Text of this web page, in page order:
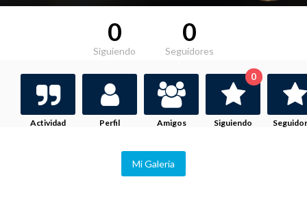
0
Siguiendo
0
Seguidores
Actividad Perfil Amigos Siguiendo
0
Mi Galeria